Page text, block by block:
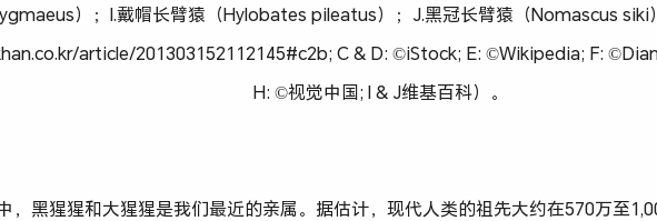
）；I.戴帽长臂猿（Hylobates pileatus）；J.黑冠长臂猿（Nomascus siki
article/201303152112145#c2b; C & D: ©iStock; E: ©Wikipedia; F:
H: ©视觉中国; I & J维基百科）。
，黑猩猩和大猩猩是我们最近的亲属。据估计，现代人类的祖先大约在570万至